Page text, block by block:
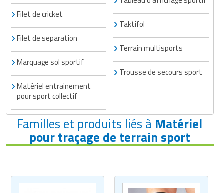
Sautause professionnelle
Table de cuisson professionnelle
Tables de préparation réfrigérées
Ustensile de cuisine
Vaisselle restaurant
Vitrines réfrigérées
Filet de cricket
Filet de separation
Marquage sol sportif
Matériel entrainement
pour sport collectif
Taktifol
Terrain multisports
Trousse de secours sport
Familles et produits liés à Matériel
pour traçage de terrain sport